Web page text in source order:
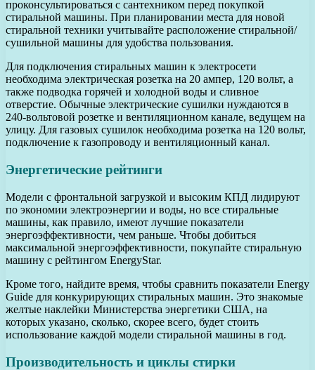
проконсультироваться с сантехником перед покупкой
стиральной машины. При планировании места для новой
стиральной техники учитывайте расположение стиральной/
сушильной машины для удобства пользования.
Для подключения стиральных машин к электросети
необходима электрическая розетка на 20 ампер, 120 вольт, а
также подводка горячей и холодной воды и сливное
отверстие. Обычные электрические сушилки нуждаются в
240-вольтовой розетке и вентиляционном канале, ведущем на
улицу. Для газовых сушилок необходима розетка на 120 вольт,
подключение к газопроводу и вентиляционный канал.
Энергетические рейтинги
Модели с фронтальной загрузкой и высоким КПД лидируют
по экономии электроэнергии и воды, но все стиральные
машины, как правило, имеют лучшие показатели
энергоэффективности, чем раньше. Чтобы добиться
максимальной энергоэффективности, покупайте стиральную
машину с рейтингом EnergyStar.
Кроме того, найдите время, чтобы сравнить показатели Energy
Guide для конкурирующих стиральных машин. Это знакомые
желтые наклейки Министерства энергетики США, на
которых указано, сколько, скорее всего, будет стоить
использование каждой модели стиральной машины в год.
Производительность и циклы стирки